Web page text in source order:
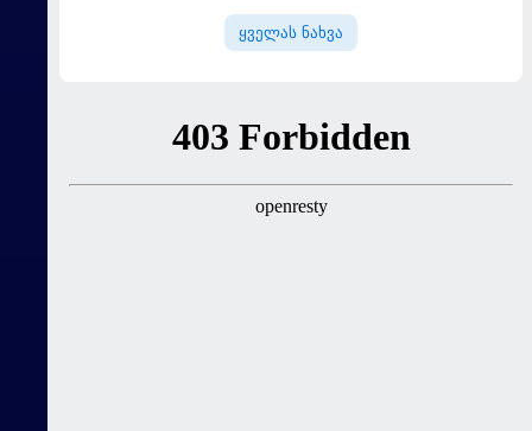
ყველას ნახვა